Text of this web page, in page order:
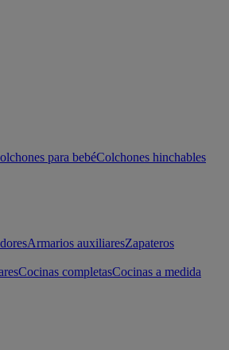
para bebéColchones hinchables
Armarios auxiliaresZapateros
Cocinas completasCocinas a medida